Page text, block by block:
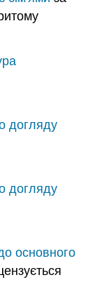
догляду
догляду
основного